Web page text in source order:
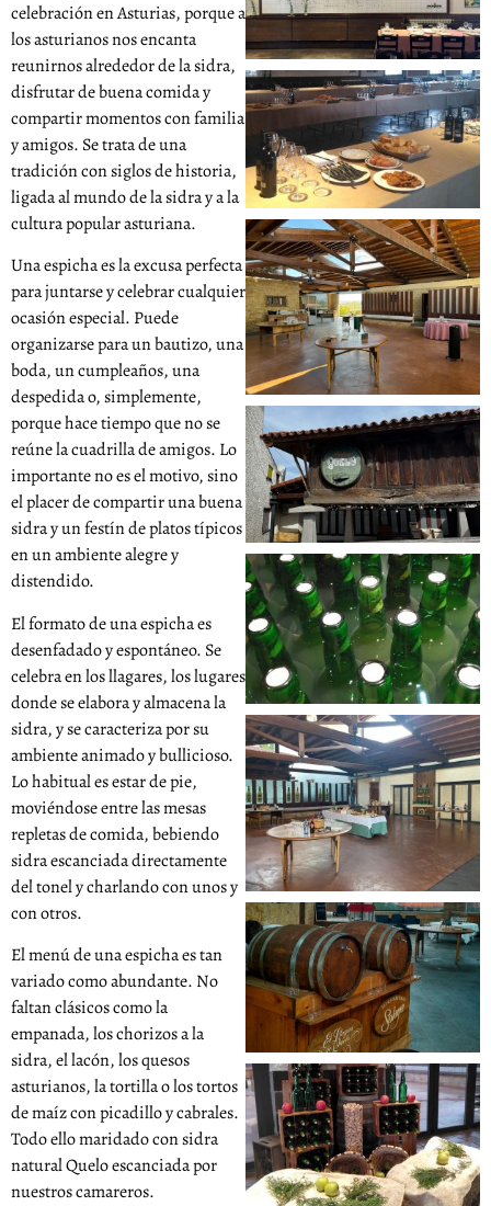
celebración en Asturias, porque a
los asturianos nos encanta
reunirnos alrededor de la sidra,
disfrutar de buena comida y
compartir momentos con familia
y amigos. Se trata de una
tradición con siglos de historia,
ligada al mundo de la sidra y a la
cultura popular asturiana.
Una espicha es la excusa perfecta
para juntarse y celebrar cualquier
ocasión especial. Puede
organizarse para un bautizo, una
boda, un cumpleaños, una
despedida o, simplemente,
porque hace tiempo que no se
reúne la cuadrilla de amigos. Lo
importante no es el motivo, sino
el placer de compartir una buena
sidra y un festín de platos típicos
en un ambiente alegre y
distendido.
El formato de una espicha es
desenfadado y espontáneo. Se
celebra en los llagares, los lugares
donde se elabora y almacena la
sidra, y se caracteriza por su
ambiente animado y bullicioso.
Lo habitual es estar de pie,
moviéndose entre las mesas
repletas de comida, bebiendo
sidra escanciada directamente
del tonel y charlando con unos y
con otros.
El menú de una espicha es tan
variado como abundante. No
faltan clásicos como la
empanada, los chorizos a la
sidra, el lacón, los quesos
asturianos, la tortilla o los tortos
de maíz con picadillo y cabrales.
Todo ello maridado con sidra
natural Quelo escanciada por
nuestros camareros.